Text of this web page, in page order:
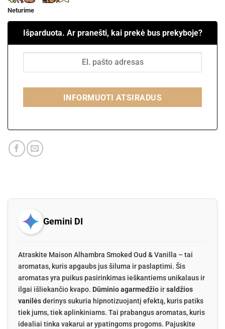
Neturime
Išparduota. Ar pranešti, kai prekė bus prekyboje?
INFORMUOTI ATSIRADUS
Gemini DI
Atraskite Maison Alhambra Smoked Oud & Vanilla – tai
aromatas, kuris apgaubs jus šiluma ir paslaptimi. Šis
aromatas yra puikus pasirinkimas ieškantiems unikalaus ir
ilgai išliekančio kvapo. Dūminio agarmedžio irsaldžios
vanilėsderinys sukuria hipnotizuojantį efektą, kuris patiks
tiek jums, tiek aplinkiniams. Tai prabangus aromatas, kuris
idealiai tinka vakarui ar ypatingoms progoms. Pajuskite